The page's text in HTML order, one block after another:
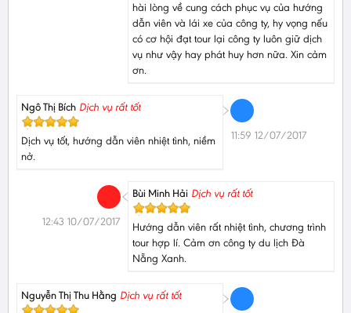
hài lòng về cung cách phục vụ của hướng
dẫn viên và lái xe của công ty, hy vọng nếu
có cơ hội đạt tour lại công ty luôn giữ dịch
vụ như vậy hay phát huy hơn nữa. Xin cảm
ơn.
Ngô Thị Bích Dịch vụ rất tốt
Dịch vụ tốt, hướng dẫn viên nhiệt tình, niềm
nở.
11:59 12/07/2017
Bùi Minh Hải Dịch vụ rất tốt
Hướng dẫn viên rất nhiệt tình, chương trình
tour hợp lí. Cảm ơn công ty du lịch Đà
Nẵng Xanh.
12:43 10/07/2017
Nguyễn Thị Thu Hằng Dịch vụ rất tốt